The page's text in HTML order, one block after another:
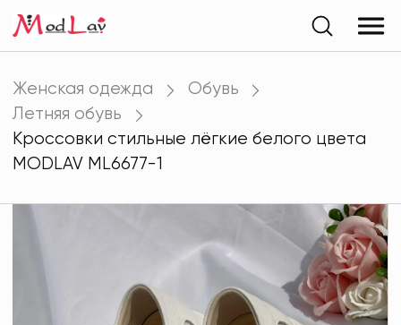
Женская одежда
Обувь
Летняя обувь
Кроссовки стильные лёгкие белого цвета
MODLAV ML6677-1